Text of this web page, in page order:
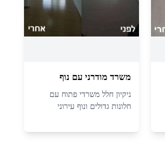
משרד מודרני עם נוף
ניקיון חלל משרדי פתוח עם
חלונות גדולים ונוף עירוני